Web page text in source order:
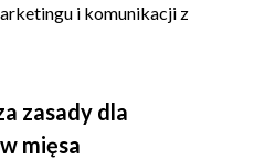
i komunikacji z
zasady dla
mięsa